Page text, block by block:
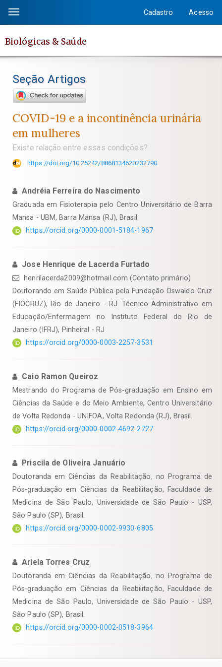
conteúdo
página
Navegação
Conteúdo
principal
Barra
Lateral
Toggle
navigation
Cadastro Acesso
Biológicas & Saúde
Seção Artigos
COVID-19 e a incontinência urinária
em mulheres
Existe relação entre essas condições?
https://doi.org/10.25242/8868134620232790
Andréia Ferreira do Nascimento
Graduada em Fisioterapia pelo Centro Universitário de Barra
Mansa - UBM, Barra Mansa (RJ), Brasil
https://orcid.org/0000-0001-5184-1967
Jose Henrique de Lacerda Furtado
henrilacerda2009@hotmail.com (Contato primário)
Doutorando em Saúde Pública pela Fundação Oswaldo Cruz
(FIOCRUZ), Rio de Janeiro - RJ. Técnico Administrativo em
Educação/Enfermagem no Instituto Federal do Rio de
Janeiro (IFRJ), Pinheiral - RJ
https://orcid.org/0000-0003-2257-3531
Caio Ramon Queiroz
Mestrando do Programa de Pós-graduação em Ensino em
Ciências da Saúde e do Meio Ambiente, Centro Universitário
de Volta Redonda - UNIFOA, Volta Redonda (RJ), Brasil.
https://orcid.org/0000-0002-4692-2727
Priscila de Oliveira Januário
Doutoranda em Ciências da Reabilitação, no Programa de
Pós-graduação em Ciências da Reabilitação, Faculdade de
Medicina de São Paulo, Universidade de São Paulo - USP,
São Paulo (SP), Brasil.
https://orcid.org/0000-0002-9930-6805
Ariela Torres Cruz
Doutoranda em Ciências da Reabilitação, no Programa de
Pós-graduação em Ciências da Reabilitação, Faculdade de
Medicina de São Paulo, Universidade de São Paulo - USP,
São Paulo (SP), Brasil.
https://orcid.org/0000-0002-0518-3964